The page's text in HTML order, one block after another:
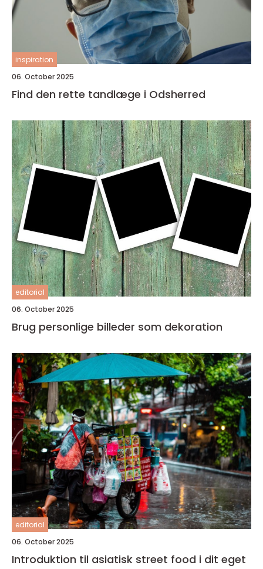
inspiration
06. October 2025
Find den rette tandlæge i Odsherred
editorial
06. October 2025
Brug personlige billeder som dekoration
editorial
06. October 2025
Introduktion til asiatisk street food i dit eget